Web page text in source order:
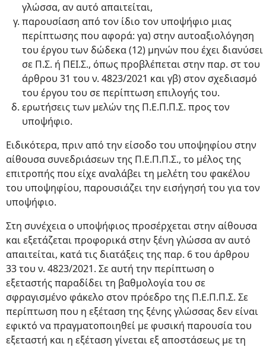
γλώσσα, αν αυτό απαιτείται,
παρουσίαση από τον ίδιο τον υποψήφιο μιας
περίπτωσης που αφορά: γα) στην αυτοαξιολόγηση
του έργου των δώδεκα (12) μηνών που έχει διανύσει
σε Π.Σ. ή ΠΕΙ.Σ., όπως προβλέπεται στην παρ. στ του
άρθρου 31 του ν. 4823/2021 και γβ) στον σχεδιασμό
του έργου του σε περίπτωση επιλογής του.
ερωτήσεις των μελών της Π.Ε.Π.Π.Σ. προς τον
υποψήφιο.
Ειδικότερα, πριν από την είσοδο του υποψηφίου στην
αίθουσα συνεδριάσεων της Π.Ε.Π.Π.Σ., το μέλος της
επιτροπής που είχε αναλάβει τη μελέτη του φακέλου
του υποψηφίου, παρουσιάζει την εισήγησή του για τον
υποψήφιο.
Στη συνέχεια ο υποψήφιος προσέρχεται στην αίθουσα
και εξετάζεται προφορικά στην ξένη γλώσσα αν αυτό
απαιτείται, κατά τις διατάξεις της παρ. 6 του άρθρου
33 του ν. 4823/2021. Σε αυτή την περίπτωση ο
εξεταστής παραδίδει τη βαθμολογία του σε
σφραγισμένο φάκελο στον πρόεδρο της Π.Ε.Π.Π.Σ. Σε
περίπτωση που η εξέταση της ξένης γλώσσας δεν είναι
εφικτό να πραγματοποιηθεί με φυσική παρουσία του
εξεταστή και η εξέταση γίνεται εξ αποστάσεως με τη